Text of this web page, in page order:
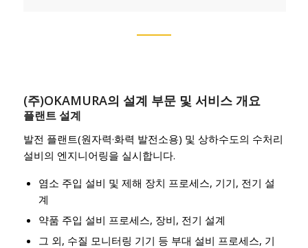
(주)OKAMURA의 설계 부문 및 서비스 개요
플랜트 설계
발전 플랜트(원자력·화력 발전소용) 및 상하수도의 수처리
설비의 엔지니어링을 실시합니다.
염소 주입 설비 및 제해 장치 프로세스, 기기, 전기 설
계
약품 주입 설비 프로세스, 장비, 전기 설계
그 외, 수질 모니터링 기기 등 부대 설비 프로세스, 기